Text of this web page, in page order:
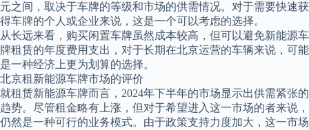
元之间，取决于车牌的等级和市场的供需情况。对于需要快速获
得车牌的个人或企业来说，这是一个可以考虑的选择。
从长远来看，购买闲置车牌虽然成本较高，但可以避免新能源车
牌租赁的年度费用支出，对于长期在北京运营的车辆来说，可能
是一种经济上更为划算的选择。
北京租新能源车牌市场的评价
就租赁新能源车牌而言，2024年下半年的市场显示出供需紧张的
趋势。尽管租金略有上涨，但对于希望进入这一市场的者来说，
仍然是一种可行的业务模式。由于政策支持力度加大，这一市场